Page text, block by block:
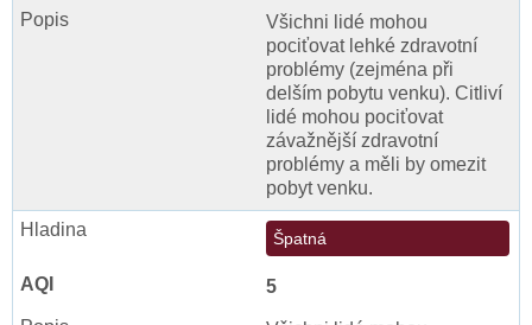
Všichni lidé mohou
pociťovat lehké zdravotní
problémy (zejména při
delším pobytu venku). Citliví
lidé mohou pociťovat
závažnější zdravotní
problémy a měli by omezit
pobyt venku.
Špatná
5